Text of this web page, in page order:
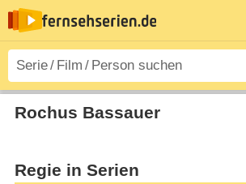
Rochus Bassauer
Regie in Serien